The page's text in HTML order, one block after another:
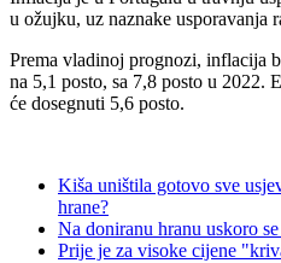
u ožujku, uz naznake usporavanja
Prema vladinoj prognozi, inflacija
na 5,1 posto, sa 7,8 posto u 2022.
će dosegnuti 5,6 posto.
Kiša uništila gotovo sve
hrane?
Na doniranu hranu uskoro
Prije je za visoke cijene